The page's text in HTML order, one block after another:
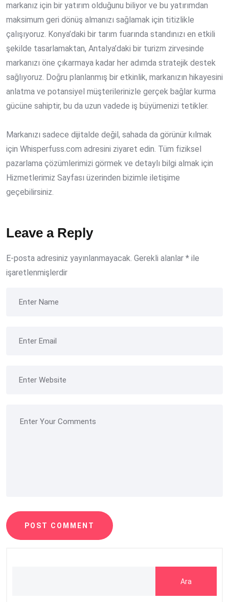
markanız için bir yatırım olduğunu biliyor ve bu yatırımdan
maksimum geri dönüş almanızı sağlamak için titizlikle
çalışıyoruz. Konya’daki bir tarım fuarında standınızı en etkili
şekilde tasarlamaktan, Antalya’daki bir turizm zirvesinde
markanızı öne çıkarmaya kadar her adımda stratejik destek
sağlıyoruz. Doğru planlanmış bir etkinlik, markanızın hikayesini
anlatma ve potansiyel müşterilerinizle gerçek bağlar kurma
gücüne sahiptir, bu da uzun vadede iş büyümenizi tetikler.
Markanızı sadece dijitalde değil, sahada da görünür kılmak
için Whisperfuss.com adresini ziyaret edin. Tüm fiziksel
pazarlama çözümlerimizi görmek ve detaylı bilgi almak için
Hizmetlerimiz Sayfası üzerinden bizimle iletişime
geçebilirsiniz.
Leave a Reply
E-posta adresiniz yayınlanmayacak. Gerekli alanlar * ile
işaretlenmişlerdir
POST COMMENT
Ara